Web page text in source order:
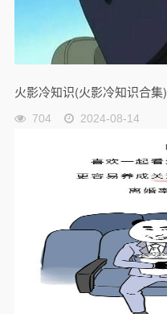
火影冷知识(火影冷知识合集)
704 2024-08-14